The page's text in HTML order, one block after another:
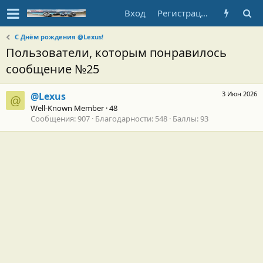
Вход Регистрация
С Днём рождения @Lexus!
Пользователи, которым понравилось
сообщение №25
@
3 Июн 2026
@Lexus
Well-Known Member ·48
Сообщения 907 Благодарности 548 Баллы 93